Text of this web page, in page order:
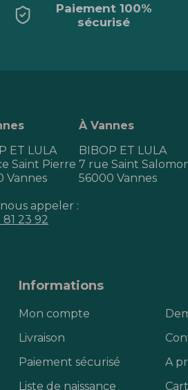
Paiement 100%
sécurisé
ET LULA
Saint Pierre
Vannes
appeler :
23 92
À Vannes
BIBOP ET LULA
7 rue Saint
56000 Vannes
Informations
Mon compte
Livraison
Paiement sécurisé
Liste de naissance
A